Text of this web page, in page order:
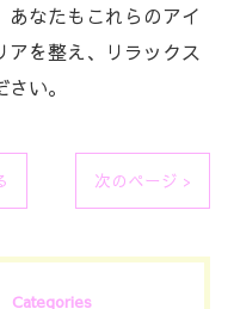
なたもこれらのアイ
を整え、リラックス
い。
次のページ >
Categories